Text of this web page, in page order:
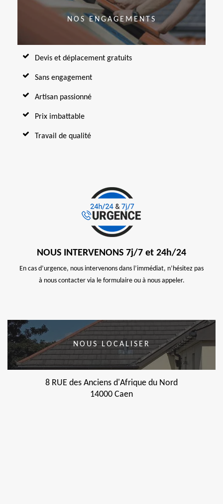
NOS ENGAGEMENTS
Devis et déplacement gratuits
Sans engagement
Artisan passionné
Prix imbattable
Travail de qualité
NOUS INTERVENONS 7j/7 et 24h/24
En cas d’urgence, nous intervenons dans l’immédiat, n’hésitez pas
à nous contacter via le formulaire ou à nous appeler.
NOUS LOCALISER
8 RUE des Anciens d'Afrique du Nord
14000 Caen